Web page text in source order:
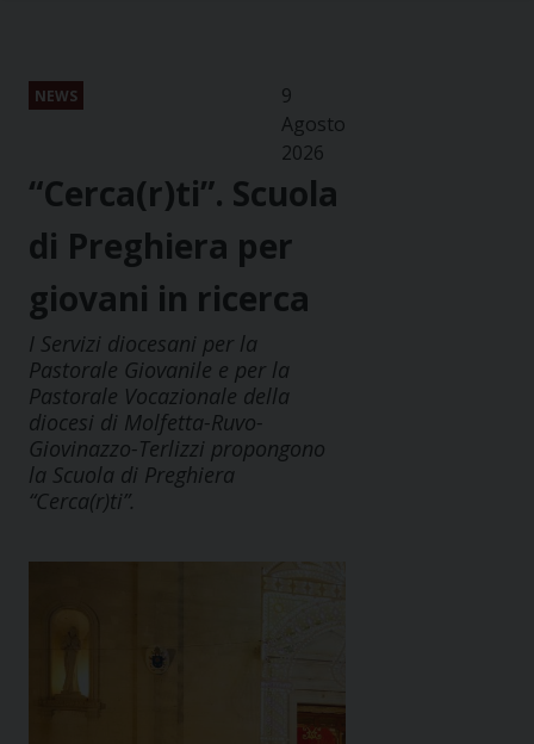
NEWS
9
Agosto
2026
“Cerca(r)ti”. Scuola
di Preghiera per
giovani in ricerca
I Servizi diocesani per la
Pastorale Giovanile e per la
Pastorale Vocazionale della
diocesi di Molfetta-Ruvo-
Giovinazzo-Terlizzi propongono
la Scuola di Preghiera
“Cerca(r)ti”.